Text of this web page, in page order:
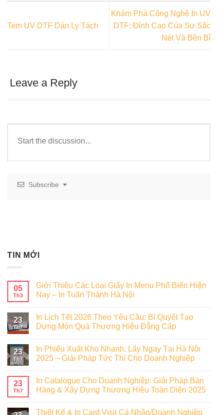
Tem UV DTF Dán Ly Tách
Khám Phá Công Nghệ In UV
DTF: Đỉnh Cao Của Sự Sắc
Nét Và Bền Bỉ
Leave a Reply
Subscribe
TIN MỚI
05
Th3
Giới Thiệu Các Loại Giấy In Menu Phổ Biến Hiện
Nay – In Tuấn Thành Hà Nội
23
Th7
In Lịch Tết 2026 Theo Yêu Cầu: Bí Quyết Tạo
Dựng Món Quà Thương Hiệu Đẳng Cấp
23
Th7
In Phiếu Xuất Kho Nhanh, Lấy Ngay Tại Hà Nội
2025 – Giải Pháp Tức Thì Cho Doanh Nghiệp
23
Th7
In Catalogue Cho Doanh Nghiệp: Giải Pháp Bán
Hàng & Xây Dựng Thương Hiệu Toàn Diện 2025
Thiết Kế & In Card Visit Cá Nhân/Doanh Nghiệp